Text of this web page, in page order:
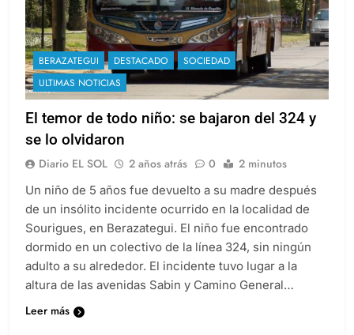
BERAZATEGUI DESTACADO
SOCIEDAD
ULTIMAS NOTICIAS
El temor de todo niño: se bajaron del 324 y
se lo olvidaron
Diario EL SOL 2 años atrás 0 2 minutos
Un niño de 5 años fue devuelto a su madre después
de un insólito incidente ocurrido en la localidad de
Sourigues, en Berazategui. El niño fue encontrado
dormido en un colectivo de la línea 324, sin ningún
adulto a su alrededor. El incidente tuvo lugar a la
altura de las avenidas Sabin y Camino General…
Leer más